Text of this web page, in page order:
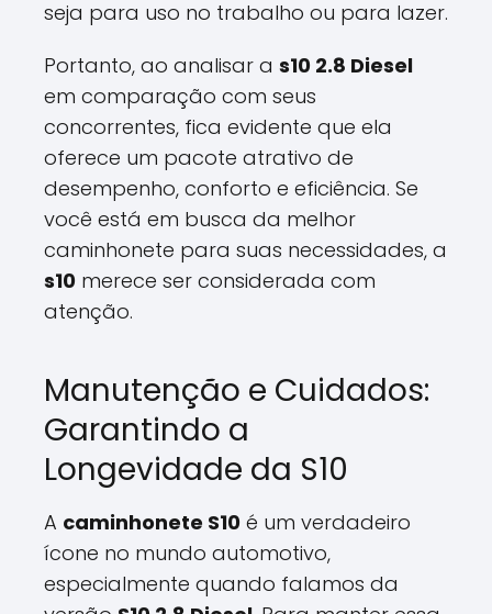
seja para uso no trabalho ou para lazer.
Portanto, ao analisar a s10 2.8 Diesel
em comparação com seus
concorrentes, fica evidente que ela
oferece um pacote atrativo de
desempenho, conforto e eficiência. Se
você está em busca da melhor
caminhonete para suas necessidades, a
s10 merece ser considerada com
atenção.
Manutenção e Cuidados:
Garantindo a
Longevidade da S10
A caminhonete S10 é um verdadeiro
ícone no mundo automotivo,
especialmente quando falamos da